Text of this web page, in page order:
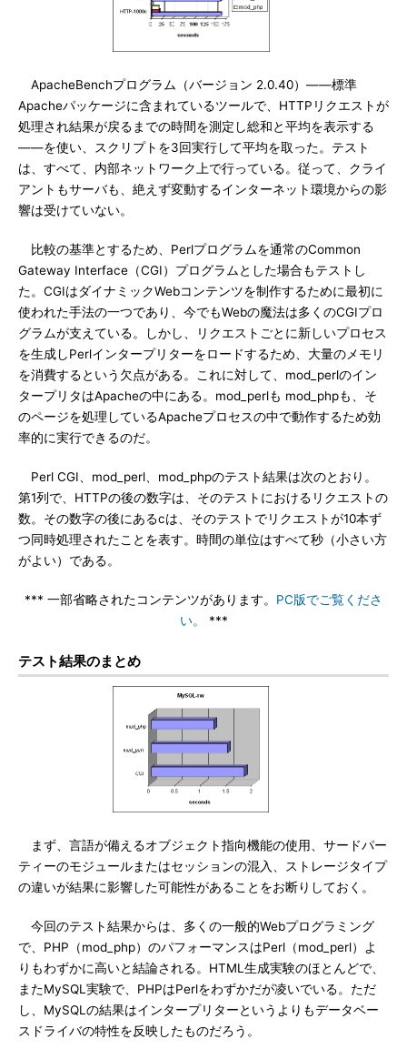
ApacheBenchプログラム（バージョン 2.0.40）――標準
Apacheパッケージに含まれているツールで、HTTPリクエストが
処理され結果が戻るまでの時間を測定し総和と平均を表示する
――を使い、スクリプトを3回実行して平均を取った。テスト
は、すべて、内部ネットワーク上で行っている。従って、クライ
アントもサーバも、絶えず変動するインターネット環境からの影
響は受けていない。
比較の基準とするため、Perlプログラムを通常のCommon
Gateway Interface（CGI）プログラムとした場合もテストし
た。CGIはダイナミックWebコンテンツを制作するために最初に
使われた手法の一つであり、今でもWebの魔法は多くのCGIプロ
グラムが支えている。しかし、リクエストごとに新しいプロセス
を生成しPerlインタープリターをロードするため、大量のメモリ
を消費するという欠点がある。これに対して、mod_perlのイン
タープリタはApacheの中にある。mod_perlも mod_phpも、そ
のページを処理しているApacheプロセスの中で動作するため効
率的に実行できるのだ。
Perl CGI、mod_perl、mod_phpのテスト結果は次のとおり。
第1列で、HTTPの後の数字は、そのテストにおけるリクエストの
数。その数字の後にあるcは、そのテストでリクエストが10本ず
つ同時処理されたことを表す。時間の単位はすべて秒（小さい方
がよい）である。
*** 一部省略されたコンテンツがあります。 PC版でご覧くださ
い。
***
テスト結果のまとめ
まず、言語が備えるオブジェクト指向機能の使用、サードパー
ティーのモジュールまたはセッションの混入、ストレージタイプ
の違いが結果に影響した可能性があることをお断りしておく。
今回のテスト結果からは、多くの一般的Webプログラミング
で、PHP（mod_php）のパフォーマンスはPerl（mod_perl）よ
りもわずかに高いと結論される。HTML生成実験のほとんどで、
またMySQL実験で、PHPはPerlをわずかだが凌いでいる。ただ
し、MySQLの結果はインタープリターというよりもデータベー
スドライバの特性を反映したものだろう。